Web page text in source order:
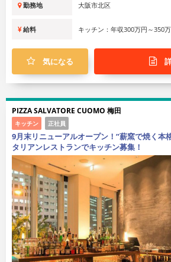
勤務地 大阪市北区
給料 キッチン：年収300万円～350
気になる 詳
PIZZA SALVATORE CUOMO 梅田
キッチン 正社員
9月末リニューアルオープン！”薪窯で焼く本
タリアンレストランでキッチン募集！